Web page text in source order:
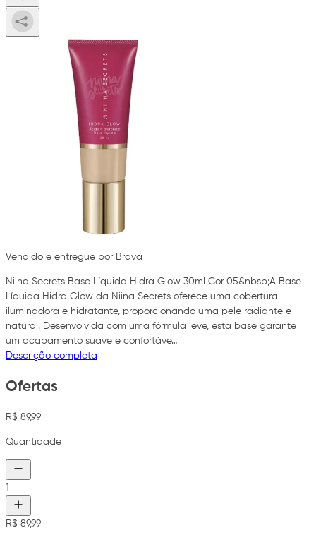
Vendido e entregue por Brava
Niina Secrets Base Líquida Hidra Glow 30ml Cor 05&nbsp;A Base
Líquida Hidra Glow da Niina Secrets oferece uma cobertura
iluminadora e hidratante, proporcionando uma pele radiante e
natural. Desenvolvida com uma fórmula leve, esta base garante
um acabamento suave e confortáve…
Descrição completa
Ofertas
R$ 89,99
Quantidade
1
R$ 89,99